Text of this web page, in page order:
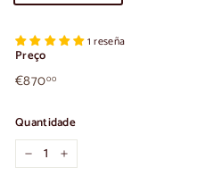
1 reseña
Preço
Preço
normal
€87000€870,00
Quantidade
+